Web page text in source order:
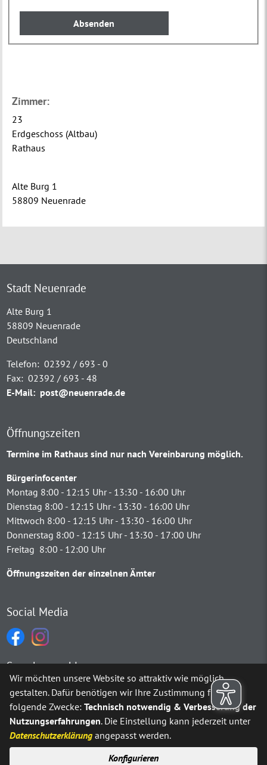
Zimmer:
23
Erdgeschoss (Altbau)
Rathaus
Alte Burg 1
58809 Neuenrade
Stadt Neuenrade
Alte Burg 1
58809 Neuenrade
Deutschland
Telefon: 02392 / 693 - 0
Fax: 02392 / 693 - 48
E-Mail: post@neuenrade.de
Öffnungszeiten
Termine im Rathaus sind nur nach Vereinbarung möglich.
Bürgerinfocenter
Montag 8:00 - 12:15 Uhr - 13:30 - 16:00 Uhr
Dienstag 8:00 - 12:15 Uhr - 13:30 - 16:00 Uhr
Mittwoch 8:00 - 12:15 Uhr - 13:30 - 16:00 Uhr
Donnerstag 8:00 - 12:15 Uhr - 13:30 - 17:00 Uhr
Freitag 8:00 - 12:00 Uhr
Öffnungszeiten der einzelnen Ämter
Social Media
Sprachauswahl
Möchten Sie vonGoogle Translate bereitgestellte externe
Ja Immer
Wir möchten unsere Website so attraktiv wie möglich
gestalten. Dafür benötigen wir Ihre Zustimmung für
folgende Zwecke:Technisch notwendig & Verbesserung der
Nutzungserfahrungen. Die Einstellung kann jederzeit unter
Datenschutzerklärung angepasst werden.
Konfigurieren